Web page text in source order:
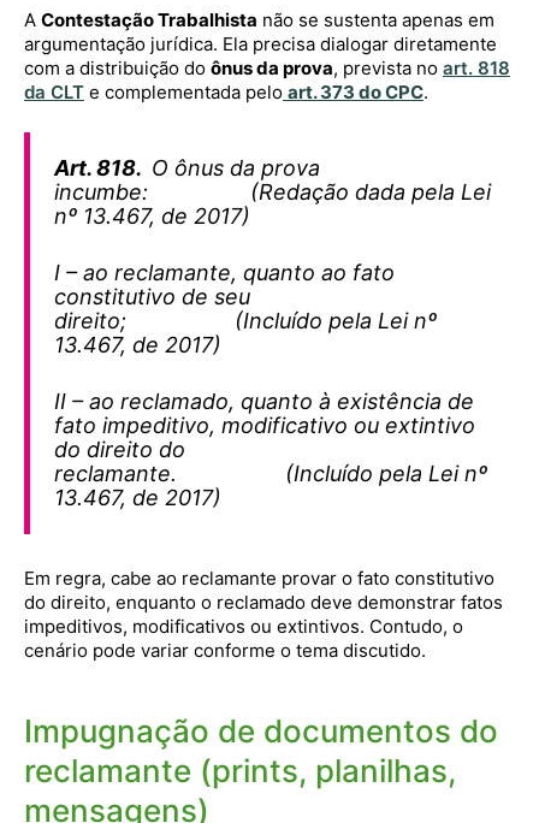
A Contestação Trabalhista não se sustenta apenas em
argumentação jurídica. Ela precisa dialogar diretamente
com a distribuição do ônus da prova, prevista no art. 818
da CLT e complementada pelo art. 373 do CPC.
Art. 818. O ônus da prova
incumbe: (Redação dada pela Lei
nº 13.467, de 2017)
I – ao reclamante, quanto ao fato
constitutivo de seu
direito; (Incluído pela Lei nº
13.467, de 2017)
II – ao reclamado, quanto à existência de
fato impeditivo, modificativo ou extintivo
do direito do
reclamante. (Incluído pela Lei nº
13.467, de 2017)
Em regra, cabe ao reclamante provar o fato constitutivo
do direito, enquanto o reclamado deve demonstrar fatos
impeditivos, modificativos ou extintivos. Contudo, o
cenário pode variar conforme o tema discutido.
Impugnação de documentos do
reclamante (prints, planilhas,
mensagens)